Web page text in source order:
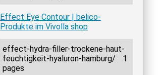
Effect Eye Contour | belico-
Produkte im Vivolla shop
effect-hydra-filler-trockene-haut-
feuchtigkeit-hyaluron-hamburg/
1
pages